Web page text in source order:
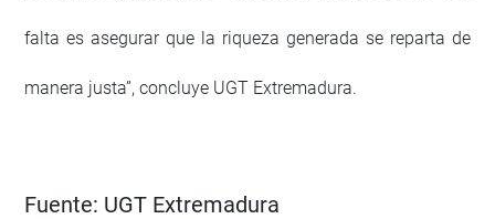
falta es asegurar que la riqueza generada se reparta de
manera justa”, concluye UGT Extremadura.
Fuente: UGT Extremadura